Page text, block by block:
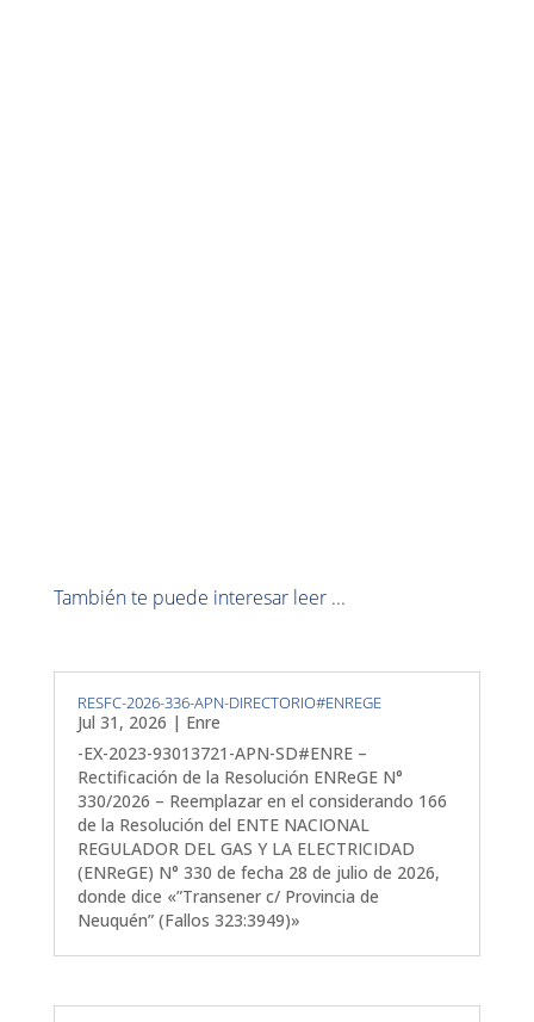
También te puede interesar leer ...
RESFC-2026-336-APN-DIRECTORIO#ENREGE
Jul 31, 2026 | Enre
-EX-2023-93013721-APN-SD#ENRE –
Rectificación de la Resolución ENReGE N°
330/2026 – Reemplazar en el considerando 166
de la Resolución del ENTE NACIONAL
REGULADOR DEL GAS Y LA ELECTRICIDAD
(ENReGE) N° 330 de fecha 28 de julio de 2026,
donde dice «”Transener c/ Provincia de
Neuquén” (Fallos 323:3949)»